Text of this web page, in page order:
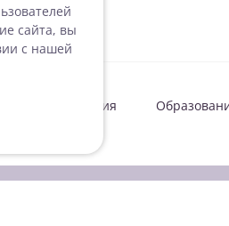
сайта, вы
с нашей
Мероприятия
на рассылку